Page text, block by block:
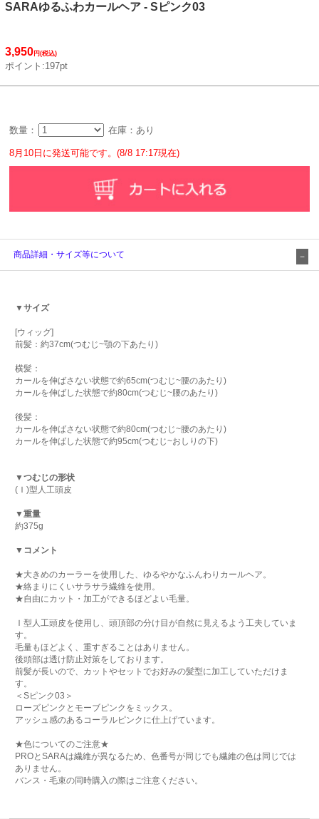
SARAゆるふわカールヘア - Sピンク03
3,950円(税込)
ポイント:197pt
数量： 在庫：あり
8月10日に発送可能です。(8/8 17:17現在)
商品詳細・サイズ等について
▼サイズ
[ウィッグ]
前髪：約37cm(つむじ~顎の下あたり)
横髪：
カールを伸ばさない状態で約65cm(つむじ~腰のあたり)
カールを伸ばした状態で約80cm(つむじ~腰のあたり)
後髪：
カールを伸ばさない状態で約80cm(つむじ~腰のあたり)
カールを伸ばした状態で約95cm(つむじ~おしりの下)
▼つむじの形状
(Ｉ)型人工頭皮
▼重量
約375g
▼コメント
★大きめのカーラーを使用した、ゆるやかなふんわりカールヘア。
★絡まりにくいサラサラ繊維を使用。
★自由にカット・加工ができるほどよい毛量。
Ｉ型人工頭皮を使用し、頭頂部の分け目が自然に見えるよう工夫していま
す。
毛量もほどよく、重すぎることはありません。
後頭部は透け防止対策をしております。
前髪が長いので、カットやセットでお好みの髪型に加工していただけま
す。
＜Sピンク03＞
ローズピンクとモーブピンクをミックス。
アッシュ感のあるコーラルピンクに仕上げています。
★色についてのご注意★
PROとSARAは繊維が異なるため、色番号が同じでも繊維の色は同じでは
ありません。
バンス・毛束の同時購入の際はご注意ください。